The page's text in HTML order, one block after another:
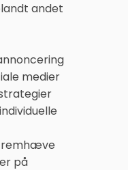
andet
medier
på